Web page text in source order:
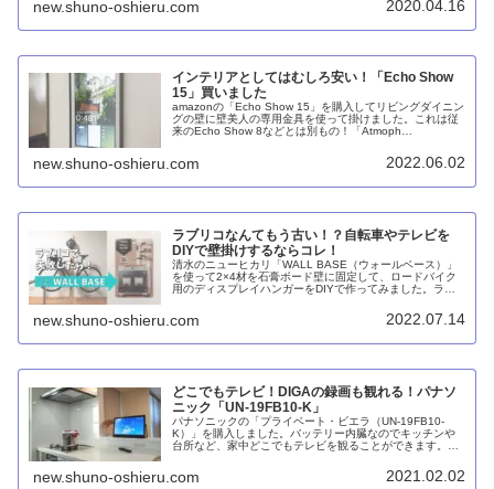
new.shuno-oshieru.com 2020.04.16
インテリアとしてはむしろ安い！「Echo Show
15」買いました
amazonの「Echo Show 15」を購入してリビングダイニン
グの壁に壁美人の専用金具を使って掛けました。これは従
来のEcho Show 8などとは別もの！「Atmoph
方には良いと思います。自動で景色を映し出してくれるイ
ンテリアフレームに、スマートスピーカーやウェジットの
new.shuno-oshieru.com 2022.06.02
ラブリコなんてもう古い！？自転車やテレビを
DIYで壁掛けするならコレ！
清水のニューヒカリ「WALL BASE（ウォールベース）」
を使って2×4材を石膏ボード壁に固定して、ロードバイク
用のディスプレイハンガーをDIYで作ってみました。ラブ
new.shuno-oshieru.com 2022.07.14
どこでもテレビ！DIGAの録画も観れる！パナソ
ニック「UN-19FB10-K」
パナソニックの「プライベート・ビエラ（UN-19FB10-
K）」を購入しました。バッテリー内臓なのでキッチンや
台所など、家中どこでもテレビを観ることができます。お
能。HDMIケーブルでチューナーに接続しないとデータ放送
が見れないのとamazonプライムビデオのアプリが使えな
new.shuno-oshieru.com 2021.02.02